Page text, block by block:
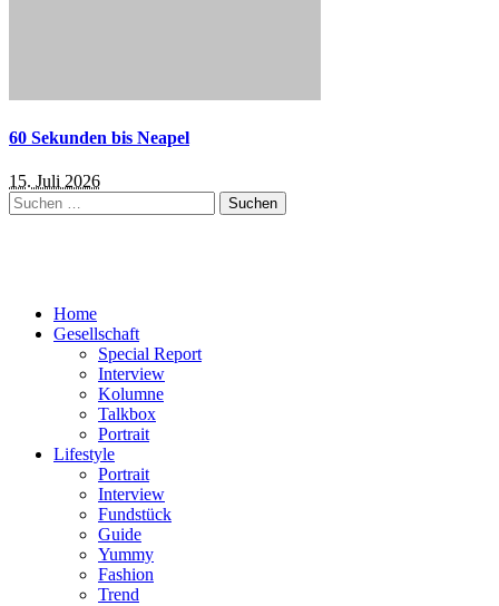
60 Sekunden bis Neapel
15. Juli 2026
Suchen
nach:
Home
Gesellschaft
Special Report
Interview
Kolumne
Talkbox
Portrait
Lifestyle
Portrait
Interview
Fundstück
Guide
Yummy
Fashion
Trend